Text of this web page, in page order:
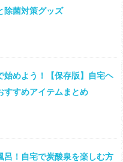
除菌対策グッズ
始めよう！【保存版】自宅ヘ
すすめアイテムまとめ
呂！自宅で炭酸泉を楽しむ方